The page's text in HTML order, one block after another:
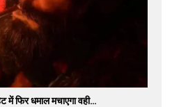
में फिर धमाल मचाएगा वही…